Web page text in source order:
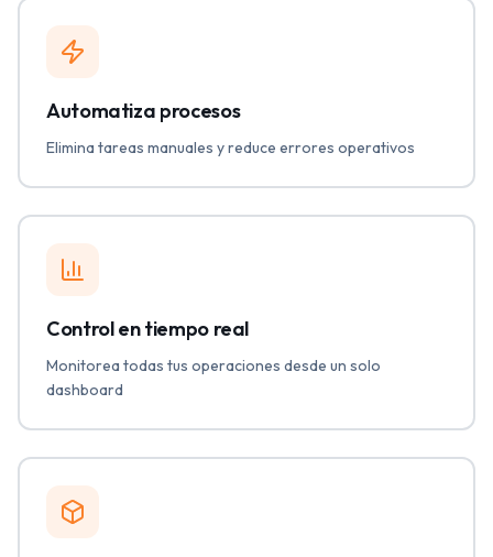
Automatiza procesos
Elimina tareas manuales y reduce errores operativos
Control en tiempo real
Monitorea todas tus operaciones desde un solo
dashboard